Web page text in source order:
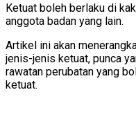
Ketuat boleh berlaku di
anggota badan yang lain.
Artikel ini akan
jenis-jenis ketuat, punca
rawatan perubatan yang
ketuat.